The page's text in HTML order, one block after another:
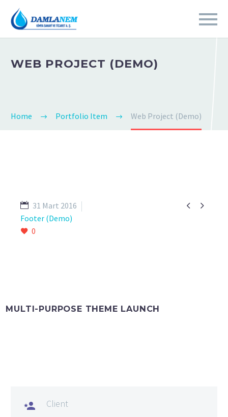
WEB PROJECT (DEMO)
Home Portfolio Item Web Project (Demo)
 
31 Mart 2016
Footer (Demo)
0
MULTI-PURPOSE THEME LAUNCH
 Client